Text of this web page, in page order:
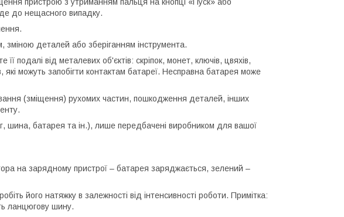
пристрою з утриманням пальця на кнопці «Пуск» або
до нещасного випадку.
деталей або зберіганням інструмента.
подалі від металевих об'єктів: скріпок, монет, ключів, цвяхів,
які можуть запобігти контактам батареї. Несправна батарея може
(зміщення) рухомих частин, пошкодження деталей, інших
шина, батарея та ін.), лише передбачені виробником для вашої
на зарядному пристрої – батарея заряджається, зелений –
його натяжку в залежності від інтенсивності роботи. Примітка:
ланцюгову шину.